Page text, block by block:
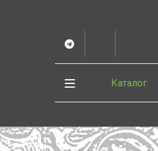
содержанию
Telegram
Vesbook
Каталог
Развернуть